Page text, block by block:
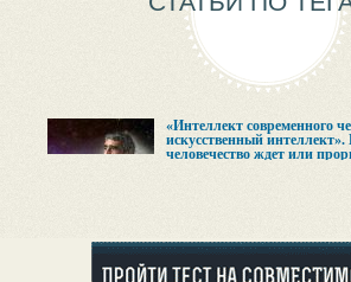
«Интеллект современного
искусственный
человечество ждет или